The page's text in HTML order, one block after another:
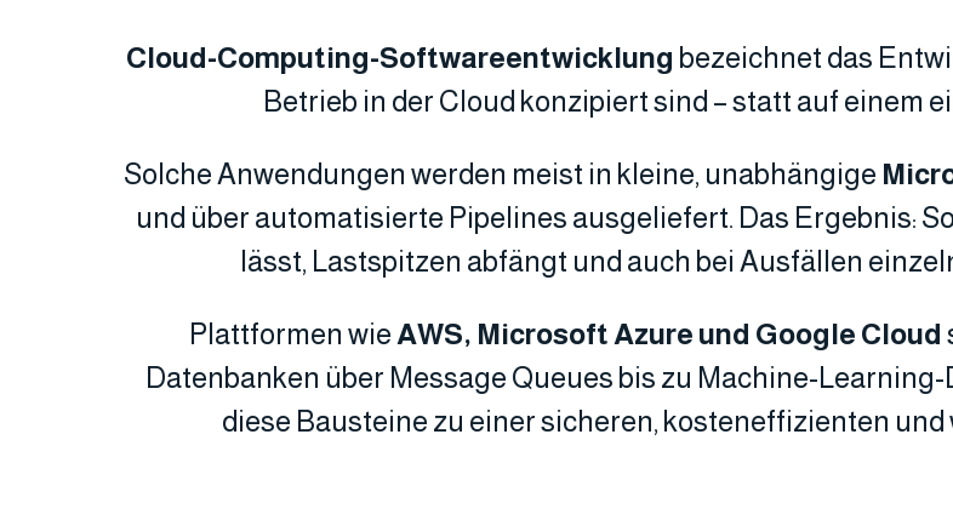
Cloud-Computing-Softwareentwicklung bezeichnet das
Betrieb in der Cloud konzipiert sind – statt auf einem
Solche Anwendungen werden meist in kleine, unabhängige
und über automatisierte Pipelines ausgeliefert. Das Ergebnis:
lässt, Lastspitzen abfängt und auch bei Ausfällen
Plattformen wie AWS, Microsoft Azure und Google Cloud
Datenbanken über Message Queues bis zu Machine-
diese Bausteine zu einer sicheren, kosteneffizienten